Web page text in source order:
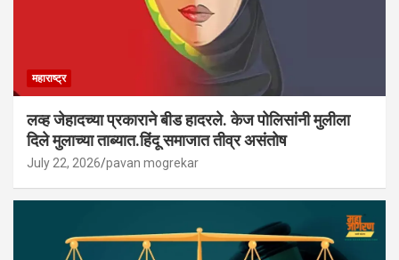
महाराष्ट्र
लव्ह जेहादच्या प्रकाराने बीड हादरले. केज पोलिसांनी मुलीला
दिले मुलाच्या ताब्यात.हिंदू समाजात तीव्र असंतोष
July 22, 2026 pavan mogrekar